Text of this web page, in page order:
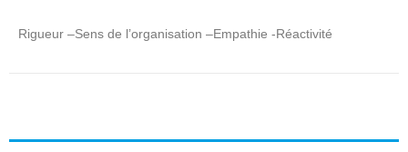
Rigueur –Sens de l’organisation –Empathie -Réactivité